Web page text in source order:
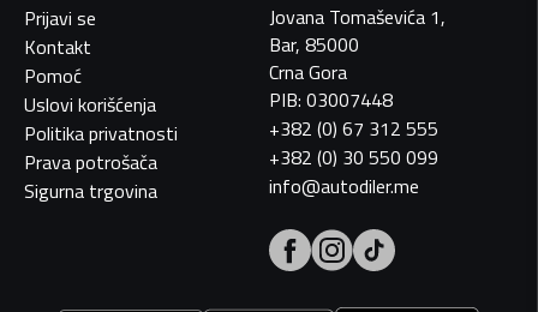
Prijavi se
Kontakt
Pomoć
Uslovi korišćenja
Politika privatnosti
Prava potrošača
Sigurna trgovina
Jovana Tomaševića 1,
Bar, 85000
Crna Gora
PIB: 03007448
+382 (0) 67 312 555
+382 (0) 30 550 099
info@autodiler.me